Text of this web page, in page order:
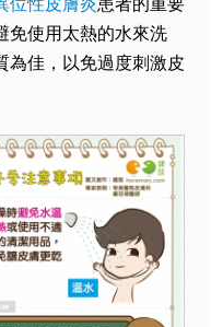
免使用太熱的水來洗
為佳，以免過度刺激皮